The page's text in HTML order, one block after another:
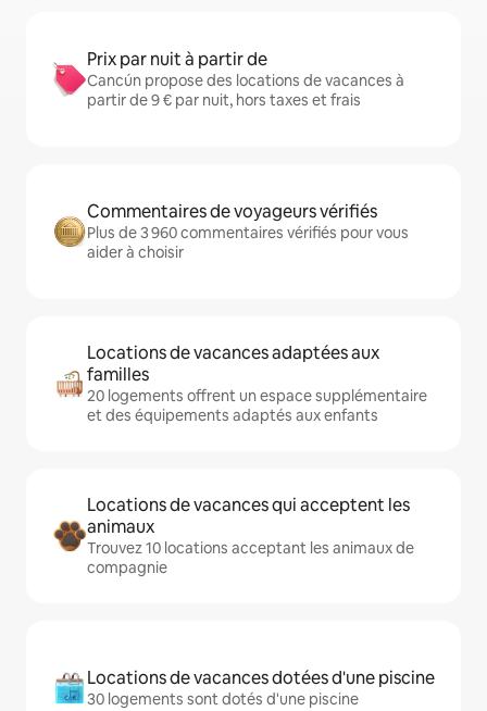
Prix par nuit à partir de
Cancún propose des locations de vacances à
partir de 9 € par nuit, hors taxes et frais
Commentaires de voyageurs vérifiés
Plus de 3 960 commentaires vérifiés pour vous
aider à choisir
Locations de vacances adaptées aux
familles
20 logements offrent un espace supplémentaire
et des équipements adaptés aux enfants
Locations de vacances qui acceptent les
animaux
Trouvez 10 locations acceptant les animaux de
compagnie
Locations de vacances dotées d'une piscine
30 logements sont dotés d'une piscine